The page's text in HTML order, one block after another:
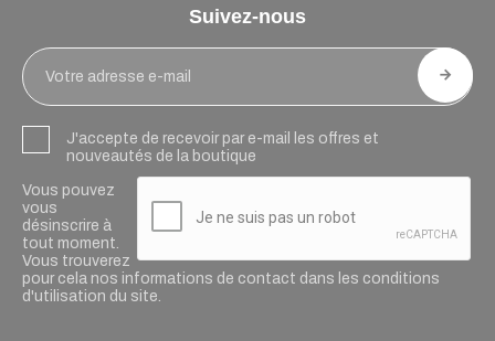
Suivez-nous
J'accepte de recevoir par e-mail les offres et
nouveautés de la boutique
Vous pouvez
vous
désinscrire à
tout moment.
Vous trouverez
pour cela nos informations de contact dans les conditions
d'utilisation du site.